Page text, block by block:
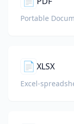
Portable
📄 XLSX
Excel-